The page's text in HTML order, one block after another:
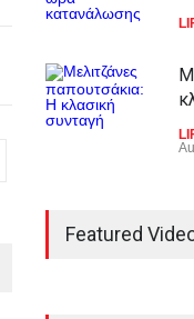
Featured